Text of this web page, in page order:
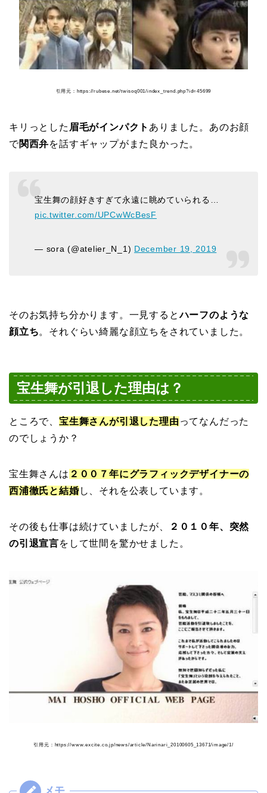
引用元：https://rubese.net/twisoq001/index_trend.php?id=45699
キリっとした 眉毛がインパクト ありました。あのお顔
で関西弁を話すギャップがまた良かった。
宝生舞の顔好きすぎて永遠に眺めていられる…
pic.twitter.com/UPCwWcBesF
— sora (@atelier_N_1) December 19, 2019
そのお気持ち分かります。一見するとハーフのような
顔立ち。それぐらい綺麗な顔立ちをされていました。
宝生舞が引退した理由は？
ところで、 宝生舞さんが引退した理由 ってなんだった
のでしょうか？
宝生舞さんは ２００７年にグラフィックデザイナーの
西浦徹氏と結婚 し、それを公表しています。
その後も仕事は続けていましたが、
２０１０年、突然
の引退宣言をして世間を驚かせました。
引用元：https://www.excite.co.jp/news/article/Narinari_20100605_13671/image/1/